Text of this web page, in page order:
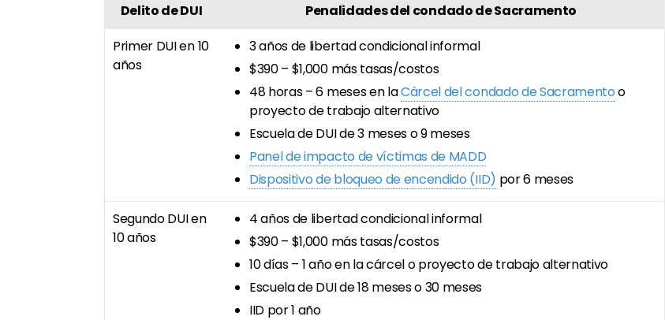
Delito de DUI
Penalidades del condado de Sacramento
Primer DUI en 10
años
3 años de libertad condicional informal
$390 – $1,000 más tasas/costos
48 horas – 6 meses en laCárcel del condado de Sacramentoo
proyecto de trabajo alternativo
Escuela de DUI de 3 meses o 9 meses
Panel de impacto de víctimas de MADD
Dispositivo de bloqueo de encendido (IID) por 6 meses
Segundo DUI en
10 años
4 años de libertad condicional informal
$390 – $1,000 más tasas/costos
10 días – 1 año en la cárcel o proyecto de trabajo alternativo
Escuela de DUI de 18 meses o 30 meses
IID por 1 año